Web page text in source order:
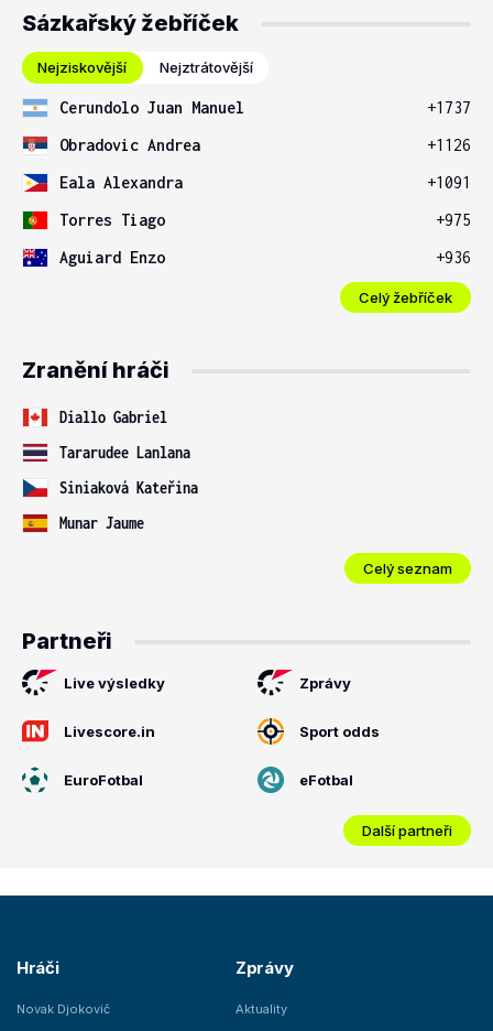
Sázkařský žebříček
Nejziskovější Nejztrátovější
Cerundolo Juan Manuel
+1737
Obradovic Andrea
+1126
Eala Alexandra
+1091
Torres Tiago
+975
Aguiard Enzo
+936
Celý žebříček
Zranění hráči
Diallo Gabriel
Tararudee Lanlana
Siniaková Kateřina
Munar Jaume
Celý seznam
Partneři
Live výsledky Zprávy
Livescore.in Sport odds
EuroFotbal eFotbal
Další partneři
Hráči
Novak Djokovič
Zprávy
Aktuality